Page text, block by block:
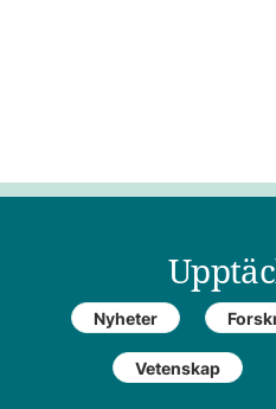
Nyheter
Vetenskap